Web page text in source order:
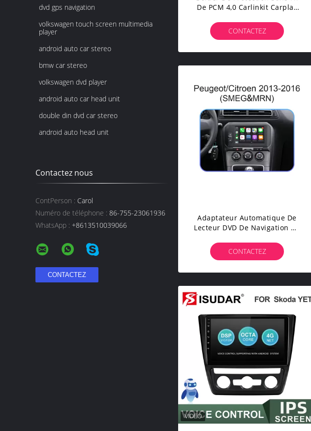
dvd gps navigation
volkswagen touch screen multimedia
player
android auto car stereo
bmw car stereo
volkswagen dvd player
android auto car head unit
double din dvd car stereo
android auto head unit
Contactez nous
ContPerson : Carol
Numéro de téléphone : 86-755-23061936
WhatsApp : +8613510039066
De PCM 4,0 Carlinkit Carplay
Apple Carplay
CONTACTEZ
Adaptateur Automatique De
Lecteur DVD De Navigation De
D'EQ Pour Peugeot Citroen
308
CONTACTEZ